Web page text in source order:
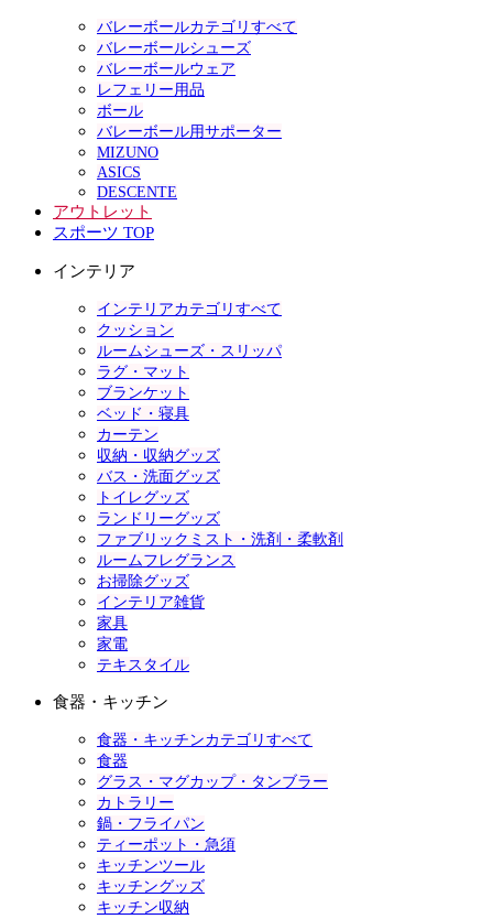
バレーボールカテゴリすべて
バレーボールシューズ
バレーボールウェア
レフェリー用品
ボール
バレーボール用サポーター
MIZUNO
ASICS
DESCENTE
アウトレット
スポーツ TOP
インテリア
インテリアカテゴリすべて
クッション
ルームシューズ・スリッパ
ラグ・マット
ブランケット
ベッド・寝具
カーテン
収納・収納グッズ
バス・洗面グッズ
トイレグッズ
ランドリーグッズ
ファブリックミスト・洗剤・柔軟剤
ルームフレグランス
お掃除グッズ
インテリア雑貨
家具
家電
テキスタイル
食器・キッチン
食器・キッチンカテゴリすべて
食器
グラス・マグカップ・タンブラー
カトラリー
鍋・フライパン
ティーポット・急須
キッチンツール
キッチングッズ
キッチン収納